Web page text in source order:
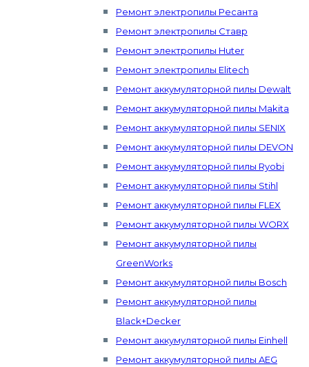
Ремонт электропилы Ресанта
Ремонт электропилы Ставр
Ремонт электропилы Huter
Ремонт электропилы Elitech
Ремонт аккумуляторной пилы Dewalt
Ремонт аккумуляторной пилы Makita
Ремонт аккумуляторной пилы SENIX
Ремонт аккумуляторной пилы DEVON
Ремонт аккумуляторной пилы Ryobi
Ремонт аккумуляторной пилы Stihl
Ремонт аккумуляторной пилы FLEX
Ремонт аккумуляторной пилы WORX
Ремонт аккумуляторной пилы
GreenWorks
Ремонт аккумуляторной пилы Bosch
Ремонт аккумуляторной пилы
Black+Decker
Ремонт аккумуляторной пилы Einhell
Ремонт аккумуляторной пилы AEG